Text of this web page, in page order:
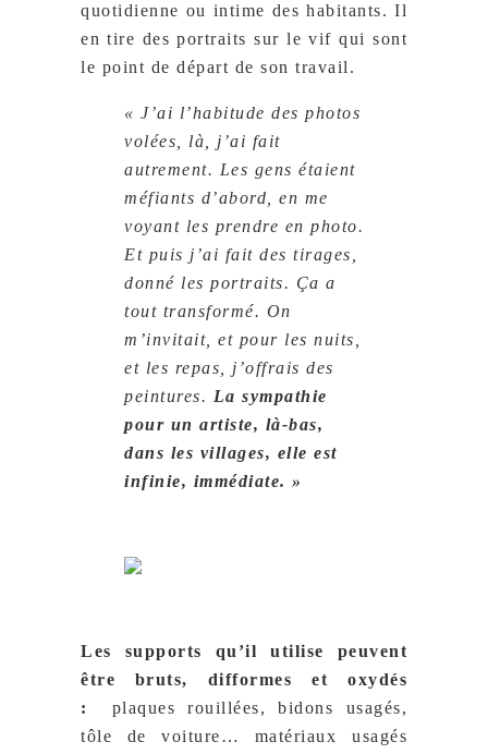
quotidienne ou intime des habitants. Il
en tire des portraits sur le vif qui sont
le point de départ de son travail.
« J’ai l’habitude des photos
volées, là, j’ai fait
autrement. Les gens étaient
méfiants d’abord, en me
voyant les prendre en photo.
Et puis j’ai fait des tirages,
donné les portraits. Ça a
tout transformé. On
m’invitait, et pour les nuits,
et les repas, j’offrais des
peintures. La sympathie
pour un artiste, là-bas,
dans les villages, elle est
infinie, immédiate. »
Les supports qu’il utilise peuvent
être bruts, difformes et oxydés
:
plaques rouillées, bidons usagés,
tôle de voiture… matériaux usagés